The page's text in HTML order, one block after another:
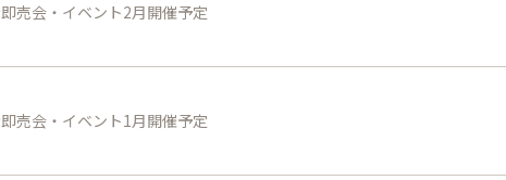
売会・イベント2月開催予定
売会・イベント1月開催予定